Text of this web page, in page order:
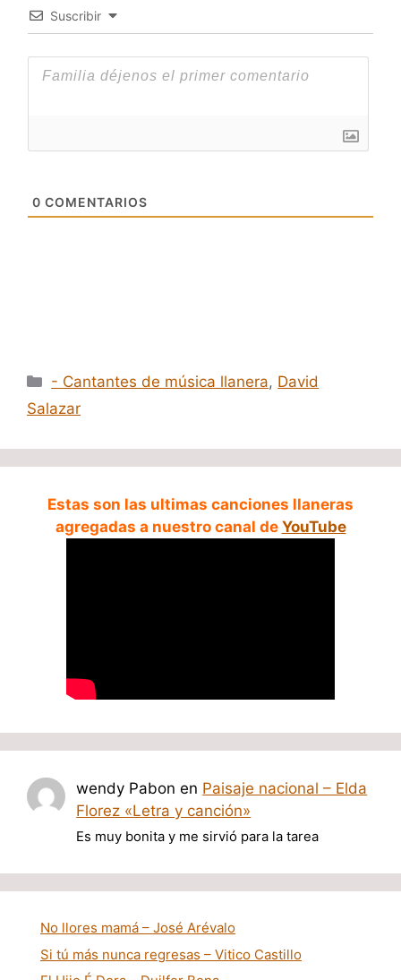
Suscribir
0 COMENTARIOS
Categorías
- Cantantes de música llanera, David
Salazar
Estas son las ultimas canciones llaneras
agregadas a nuestro canal de YouTube
wendy Pabon en Paisaje nacional – Elda
Florez «Letra y canción»
Es muy bonita y me sirvió para la tarea
No llores mamá – José Arévalo
Si tú más nunca regresas – Vitico Castillo